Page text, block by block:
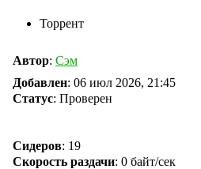
Торрент
Автор: Сэм
Добавлен: 06 июл 2026, 21:45
Статус: Проверен
Сидеров: 19
Скорость раздачи: 0 байт/сек